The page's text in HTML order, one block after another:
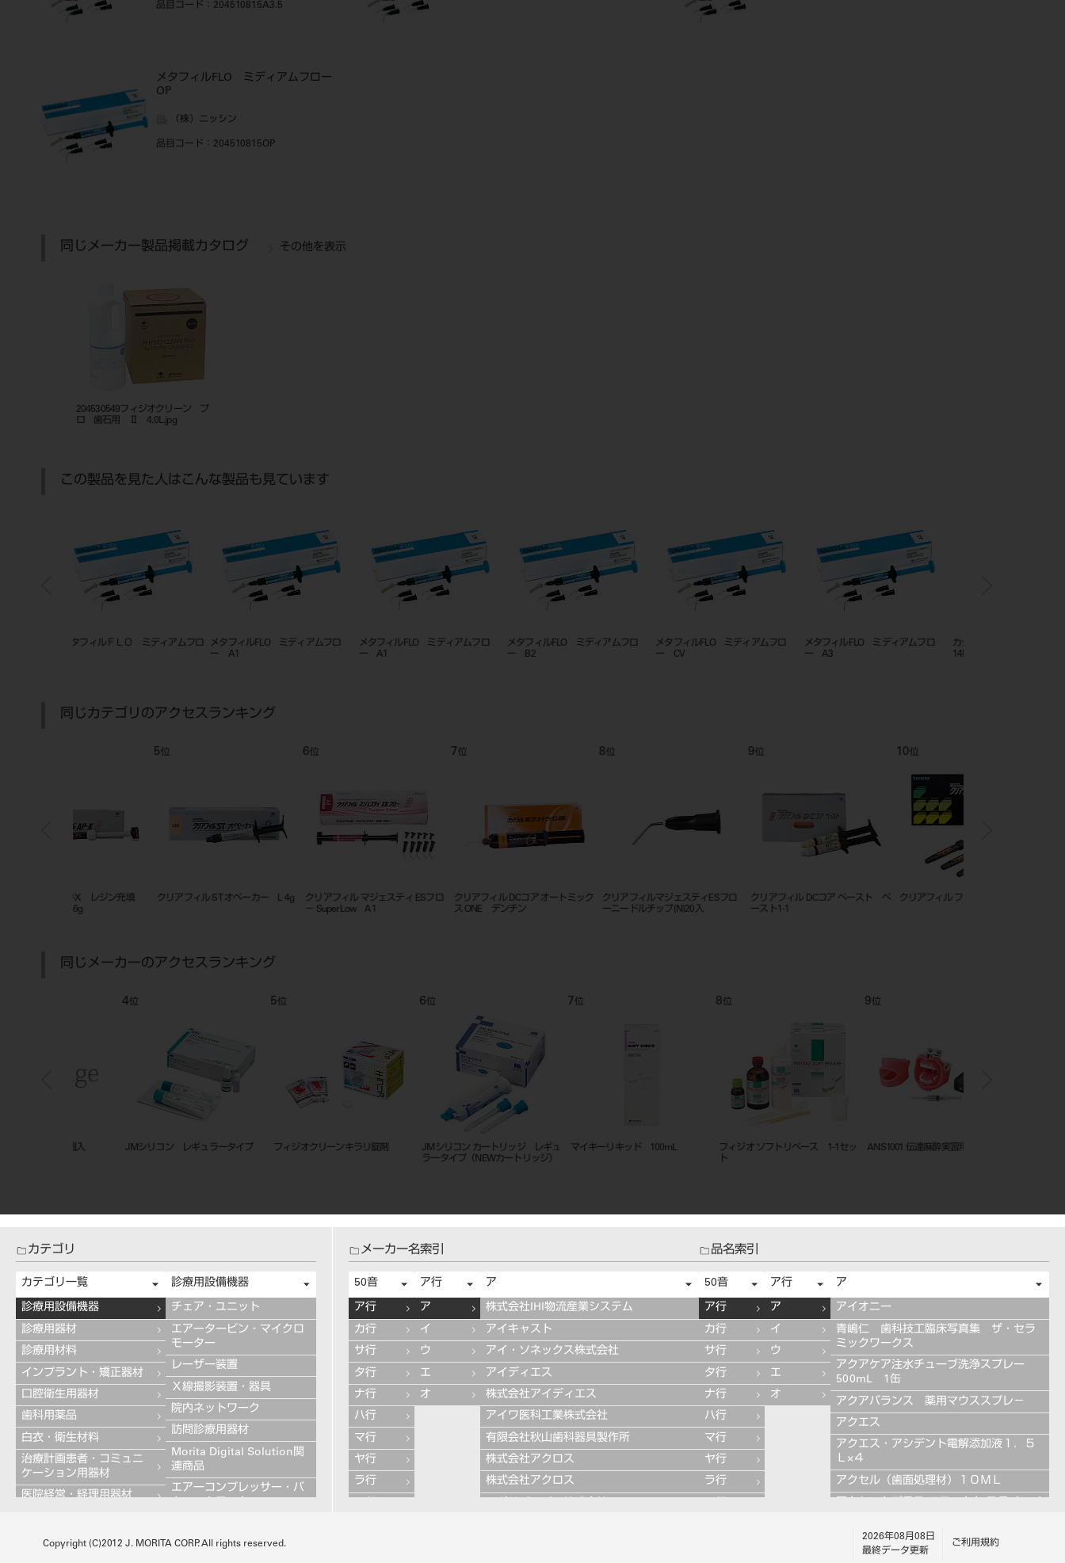
品目コード ：204510815A3.5
メタフィルFLO ミディアムフロー
OP
（株）ニッシン
品目コード ：204510815OP
同じメーカー製品掲載カタログ その他を表示
204530549フィジオクリーン プ
ロ 歯石用 Ⅱ 4.0L.jpg
この製品を見た人はこんな製品も見ています
メタフィルFLO ミディアムフロ
メタフィルFLO ミディアムフロ
ー B2
メタフィルFLO ミディアムフロ
ー CV
メタフィルFLO ミディアムフロ
ー A3
カタナ アベンシアブロック2
14L 5入
メタフィルFLO ミディアムフロ
ー OP
同じカテゴリのアクセスランキング
クリアフィル DCコア オートミック
ス ONE デンチン
クリアフィルマジェスティESフロ
ーニードルチップ(N)20入
クリアフィル DCコア ペースト ペ
ースト1-1
クリアフィル フォトコア
クリアフィル マジェスティ ＥＳ
－２ シェードガイド
クリアフィル マジェスティ ESフロ
同じメーカーのアクセスランキング
マイキーリキッド 100mL
フィジオ ソフトリベース 1-1セッ
ANS1001 伝達麻酔実習用模型
実習用単根永久歯模型 A5-500 単
品
マイキーデンチャー カラーリング
クイッキー 1－1セット クリア
カテゴリ
カテゴリ一覧
診療用設備機器
診療用器材
診療用材料
インプラント・矯正器材
口腔衛生用器材
歯科用薬品
白衣・衛生材料
治療計画患者・コミュニ
ケーション用器材
医院経営・経理用器材
技工用設備機器
診療用設備機器
チェア・ユニット
エアータービン・マイクロ
モーター
レーザー装置
Ｘ線撮影装置・器具
院内ネットワーク
訪問診療用器材
Morita Digital Solution関
連商品
エアーコンプレッサー・バ
その他の診療用設備機器
メーカー名索引
50音
ア行
カ行
サ行
タ行
ナ行
ハ行
マ行
ヤ行
ラ行
ア行
ア
イ
ウ
エ
オ
ア
株式会社IHI物流産業システム
アイキャスト
アイ・ソネックス株式会社
アイディエス
株式会社アイディエス
アイワ医科工業株式会社
有限会社秋山歯科器具製作所
株式会社アクロス
株式会社アクロス
品名索引
50音
ア行
カ行
サ行
タ行
ナ行
ハ行
マ行
ヤ行
ラ行
ア行
ア
イ
ウ
エ
オ
ア
アイオニー
青嶋仁 歯科技工臨床写真集 ザ・セラ
ミックワークス
アクアケア注水チューブ洗浄スプレー
500mL 1缶
アクアバランス 薬用マウススプレ－
アクエス
アクエス・アシデント電解添加液１．５
Ｌ×４
アクセル（歯面処理材）１０ＭＬ
アクセントプラス エフェクト ステインペ
ースト 4g ES13 グレー
Copyright (C)2012 J. MORITA CORP. All rights reserved.
2026年08月08日
最終データ更新
ご利用規約